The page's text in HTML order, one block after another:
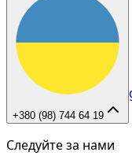
+380 (98) 744 64 19
Следуйте за нами